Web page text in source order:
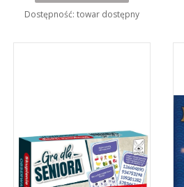
Dostępność: towar dostępny